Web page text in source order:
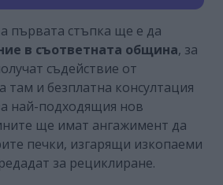
първата стъпка ще е да
в съответната община, за
съдействие от
там и безплатна консултация
най-подходящия нов
ще имат ангажимент да
печки, изгарящи изкопаеми
за рециклиране.